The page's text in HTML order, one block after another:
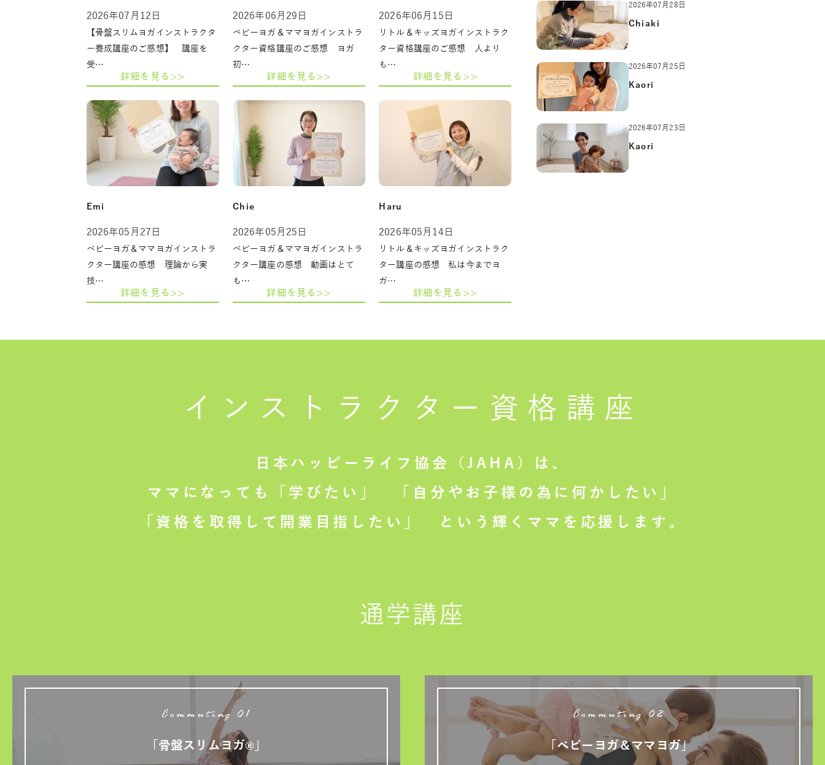
2026年07月12日
【骨盤スリムヨガインストラクタ
ー養成講座のご感想】 講座を
受…
詳細を見る>>
2026年06月29日
ベビーヨガ＆ママヨガインストラ
クター資格講座のご感想 ヨガ
初…
詳細を見る>>
2026年06月15日
リトル＆キッズヨガインストラク
ター資格講座のご感想 人より
も…
詳細を見る>>
Emi
2026年05月27日
ベビーヨガ＆ママヨガインストラ
クター講座の感想 理論から実
技…
詳細を見る>>
Chie
2026年05月25日
ベビーヨガ＆ママヨガインストラ
クター講座の感想 動画はとて
も…
詳細を見る>>
Haru
2026年05月14日
リトル＆キッズヨガインストラク
ター講座の感想 私は今までヨ
ガ…
詳細を見る>>
2026年07月28日
Chiaki
2026年07月25日
Kaori
2026年07月23日
Kaori
インストラクター 資格講座
日本ハッピーライフ協会（JAHA）は、
ママになっても「学びたい」
「自分やお子様の為に何かしたい」
「資格を取得して開業目指したい」
という輝くママを応援します。
通学講座
Commuting 01
「骨盤スリムヨガ®」
Commuting 02
「ベビーヨガ＆ママヨガ」